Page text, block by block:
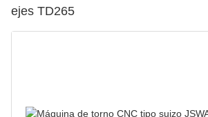
ejes TD265